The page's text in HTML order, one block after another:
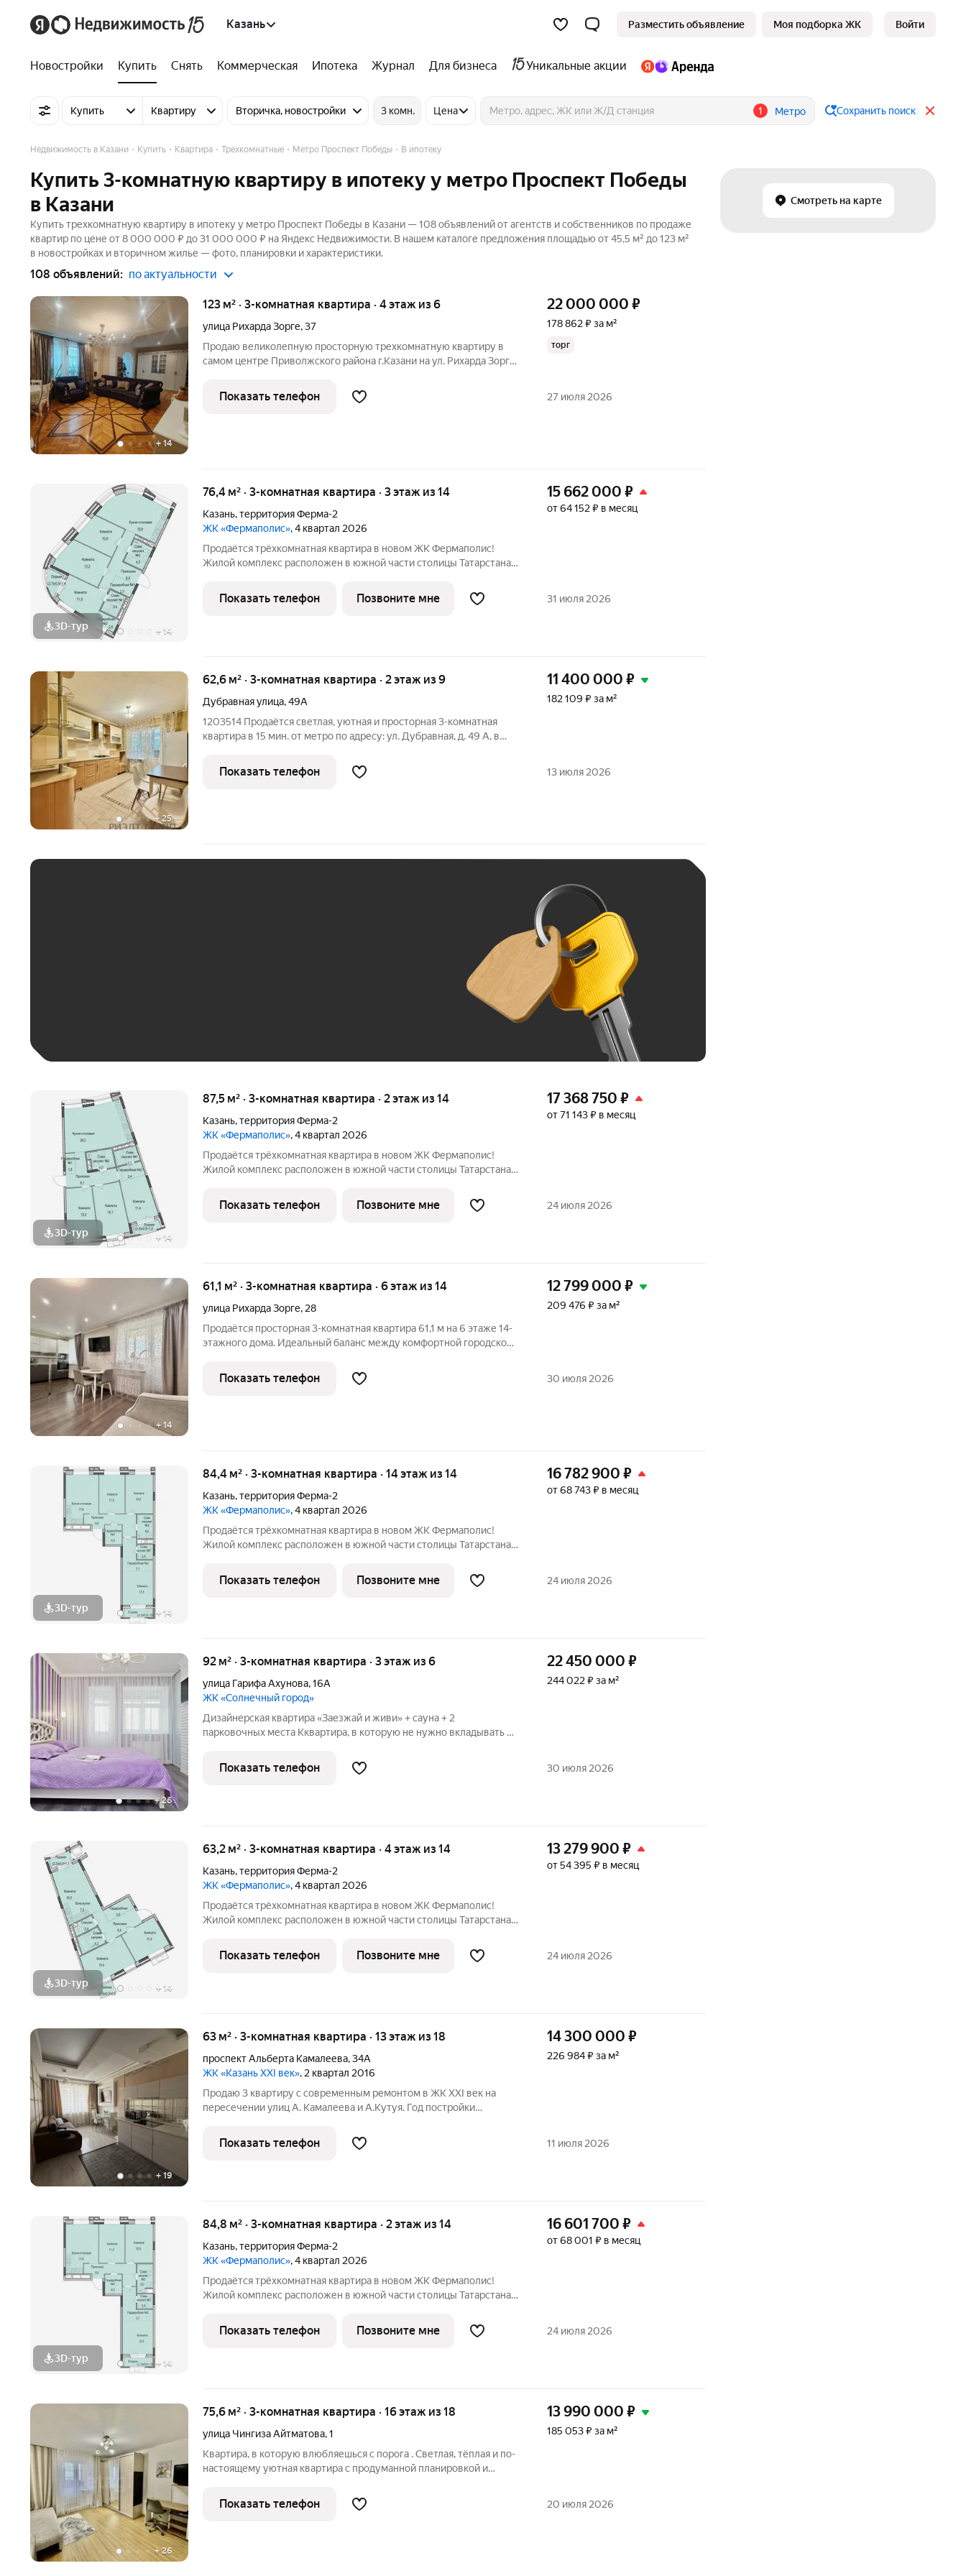
Казань Разместить объявление Моя подборка ЖК Войти
Новостройки Купить Снять Коммерческая Ипотека Журнал Для бизнеса Уникальные акции
Купить Квартиру Вторичка, новостройки 3 комн. Цена 1 Метро Сохранить поиск
Смотреть на карте
Недвижимость в Казани Купить Квартира Трехкомнатные Метро Проспект Победы В ипотеку
Купить 3-комнатную квартиру в ипотеку у метро Проспект Победы
в Казани
Купить трехкомнатную квартиру в ипотеку у метро Проспект Победы в Казани — 108 объявлений от агентств и собственников по продаже
квартир по цене от 8 000 000 ₽ до 31 000 000 ₽ на Яндекс Недвижимости. В нашем каталоге предложения площадью от 45,5 м² до 123 м²
в новостройках и вторичном жилье — фото, планировки и характеристики.
108 объявлений: по актуальности
+ 14
123 м² · 3-комнатная квартира · 4 этаж из 6
улица Рихарда Зорге,37
Продаю великолепную просторную трехкомнатную квартиру в
самом центре Приволжского района г.Казани на ул. Рихарда Зорге,
территория. Есть два парковочных места во дворе. Квартира
расположена на 4
22 000 000 ₽
178 862 ₽ за м²
торг
Показать телефон 27 июля 2026
3D-тур + 14
76,4 м² · 3-комнатная квартира · 3 этаж из 14
Казань,территория Ферма-2
ЖК «Фермаполис», 4 квартал 2026
Продаётся трёхкомнатная квартира в новом ЖК Фермаполис!
Жилой комплекс расположен в южной части столицы Татарстана,
недалеко от выезда на Фермское шоссе и Тихорецкую улицу. До
передачи
15 662 000 ₽
от 64 152 ₽ в месяц
Показать телефон Позвоните мне 31 июля 2026
+25
62,6 м² · 3-комнатная квартира · 2 этаж из 9
Дубравная улица,49А
1203514 Продаётся светлая, уютная и просторная 3-комнатная
квартира в 15 мин. от метро по адресу: ул. Дубравная, д. 49 А, в
косметический ремонт: установлены пластиковые окна, теплый
пол,
11 400 000 ₽
182 109 ₽ за м²
Показать телефон 13 июля 2026
3D-тур + 14
87,5 м² · 3-комнатная квартира · 2 этаж из 14
Казань,территория Ферма-2
ЖК «Фермаполис», 4 квартал 2026
Продаётся трёхкомнатная квартира в новом ЖК Фермаполис!
Жилой комплекс расположен в южной части столицы Татарстана,
недалеко от выезда на Фермское шоссе и Тихорецкую улицу. До
передачи
17 368 750 ₽
от 71 143 ₽ в месяц
Показать телефон Позвоните мне 24 июля 2026
+ 14
61,1 м² · 3-комнатная квартира · 6 этаж из 14
улица Рихарда Зорге, 28
Продаётся просторная 3-комнатная квартира 61,1 м на 6 этаже 14-
этажного дома. Идеальный баланс между комфортной городской
11,9% на весь срок! Локация ключевое преимущество. Метро в 3
минутах
12 799 000 ₽
209 476 ₽ за м²
Показать телефон 30 июля 2026
3D-тур + 14
84,4 м² · 3-комнатная квартира · 14 этаж из 14
Казань,территория Ферма-2
ЖК «Фермаполис», 4 квартал 2026
Продаётся трёхкомнатная квартира в новом ЖК Фермаполис!
Жилой комплекс расположен в южной части столицы Татарстана,
недалеко от выезда на Фермское шоссе и Тихорецкую улицу. До
передачи
16 782 900 ₽
от 68 743 ₽ в месяц
Показать телефон Позвоните мне 24 июля 2026
+26
92 м² · 3-комнатная квартира · 3 этаж из 6
улица Гарифа Ахунова,16А
ЖК «Солнечный город»
Дизайнерская квартира «Заезжай и живи» + сауна + 2
парковочных места Кквартира, в которую не нужно вкладывать ни
вариант. Здесь уже всё готово для комфортной жизни. Вам
останется только
22 450 000 ₽
244 022 ₽ за м²
Показать телефон 30 июля 2026
3D-тур + 14
63,2 м² · 3-комнатная квартира · 4 этаж из 14
Казань,территория Ферма-2
ЖК «Фермаполис», 4 квартал 2026
Продаётся трёхкомнатная квартира в новом ЖК Фермаполис!
Жилой комплекс расположен в южной части столицы Татарстана,
недалеко от выезда на Фермское шоссе и Тихорецкую улицу. До
передачи
13 279 900 ₽
от 54 395 ₽ в месяц
Показать телефон Позвоните мне 24 июля 2026
+ 19
63 м² · 3-комнатная квартира · 13 этаж из 18
проспект Альберта Камалеева,34А
ЖК «Казань XXI век», 2 квартал 2016
Продаю 3 квартиру с современным ремонтом в ЖК XXI век на
пересечении улиц А. Камалеева и А.Кутуя. Год постройки
4,8кв.м, кухня-гостиная 16кв.м, спальни 16/12кв.м, санузел с окном
8кв.м. Отличный
14 300 000 ₽
226 984 ₽ за м²
Показать телефон 11 июля 2026
3D-тур + 14
84,8 м² · 3-комнатная квартира · 2 этаж из 14
Казань,территория Ферма-2
ЖК «Фермаполис», 4 квартал 2026
Продаётся трёхкомнатная квартира в новом ЖК Фермаполис!
Жилой комплекс расположен в южной части столицы Татарстана,
недалеко от выезда на Фермское шоссе и Тихорецкую улицу. До
передачи
16 601 700 ₽
от 68 001 ₽ в месяц
Показать телефон Позвоните мне 24 июля 2026
+26
75,6 м² · 3-комнатная квартира · 16 этаж из 18
улица Чингиза Айтматова,1
Квартира, в которую влюбляешься с порога . Светлая, тёплая и по-
настоящему уютная квартира с продуманной планировкой и
заехать и сразу жить, не тратя время, нервы и деньги на
переделки.
13 990 000 ₽
185 053 ₽ за м²
Показать телефон 20 июля 2026